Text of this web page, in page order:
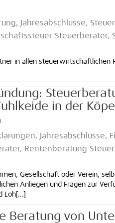
Jahresabschlüsse,
Steuerberater,
in allen steuerwirtschaftlichen
in der
Jahresabschlüsse,
Rentenberatung
Gesellschaft oder Verein,
Anliegen und Fragen zur
Beratung von